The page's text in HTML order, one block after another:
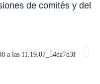
de comités y del